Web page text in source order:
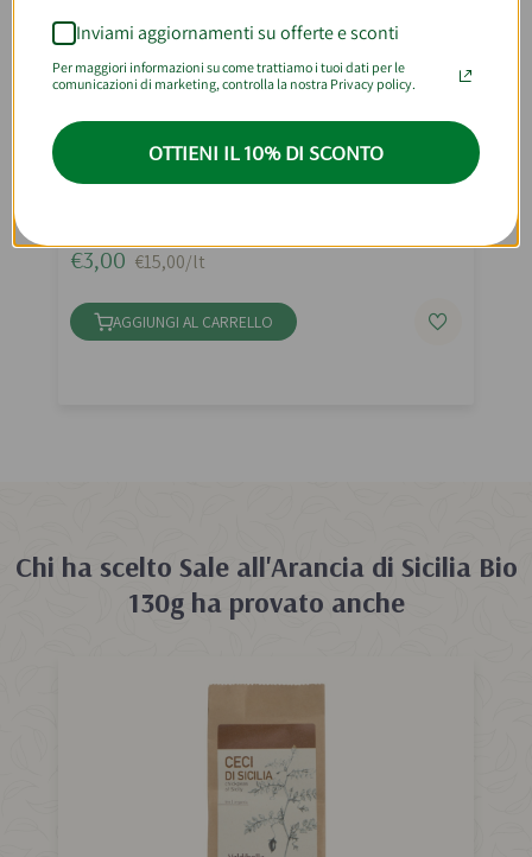
Nettare Bio Arancia Limone E Carota
€3,00 €15,00/lt
AGGIUNGI AL CARRELLO
Chi ha scelto Sale all'Arancia di Sicilia Bio
130gha provato anche
Inviami aggiornamenti su offerte e sconti
Per maggiori informazioni su come trattiamo i tuoi dati per le
comunicazioni di marketing, controlla la nostra Privacy policy.
OTTIENI IL 10% DI SCONTO